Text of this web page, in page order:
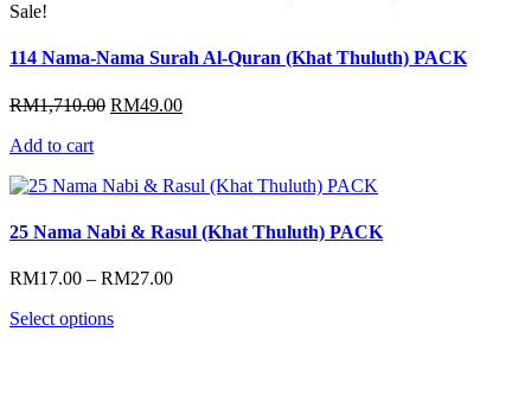
Sale!
114 Nama-Nama Surah Al-Quran (Khat Thuluth) PACK
RM1,710.00 Original
RM49.00Current
Add to cart
25 Nama Nabi & Rasul (Khat Thuluth) PACK
RM17.00 – RM27.00Price
Select options